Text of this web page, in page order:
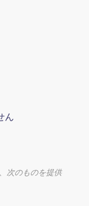
ん
次のものを提供